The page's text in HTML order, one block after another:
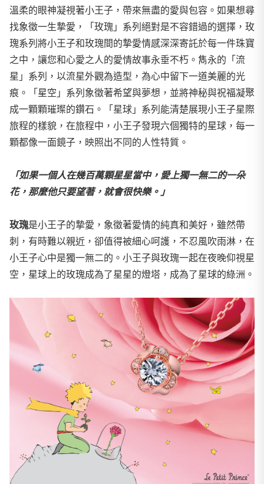
溫柔的眼神凝視著小王子，帶來無盡的愛與包容。如果想尋
找象徵一生摯愛，「玫瑰」系列絕對是不容錯過的選擇，玫
瑰系列將小王子和玫瑰間的摯愛情感深深寄託於每一件珠寶
之中，讓您和心愛之人的愛情故事永垂不朽。雋永的「流
星」系列，以流星外觀為造型，為心中留下一道美麗的光
痕。「星空」系列象徵著希望與夢想，並將神秘與祝福凝聚
成一顆顆璀璨的鑽石。「星球」系列能清楚展現小王子星際
旅程的樣貌，在旅程中，小王子發現六個獨特的星球，每一
顆都像一面鏡子，映照出不同的人性特質。
「如果一個人在幾百萬顆星星當中，愛上獨一無二的一朵
花，那麼他只要望著，就會很快樂。」
玫瑰是小王子的摯愛，象徵著愛情的純真和美好，雖然帶
刺，有時難以親近，卻值得被細心呵護，不忍風吹雨淋，在
小王子心中是獨一無二的。小王子與玫瑰一起在夜晚仰視星
空，星球上的玫瑰成為了星星的燈塔，成為了星球的綠洲。